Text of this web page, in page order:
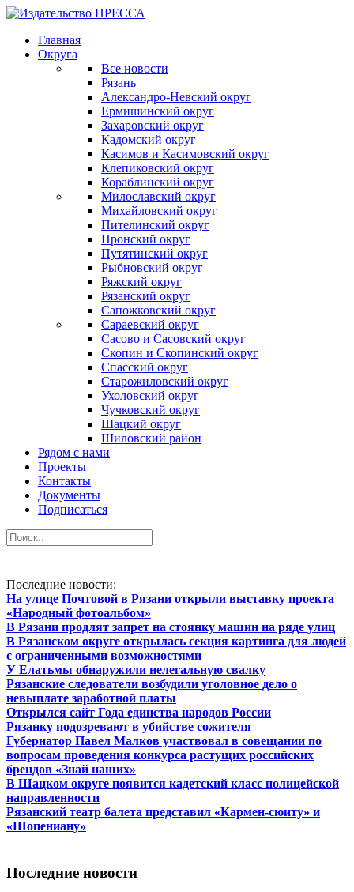
Главная
Округа
Все новости
Рязань
Александро-Невский округ
Ермишинский округ
Захаровский округ
Кадомский округ
Касимов и Касимовский округ
Клепиковский округ
Кораблинский округ
Милославский округ
Михайловский округ
Пителинский округ
Пронский округ
Путятинский округ
Рыбновский округ
Ряжский округ
Рязанский округ
Сапожковский округ
Сараевский округ
Сасово и Сасовский округ
Скопин и Скопинский округ
Спасский округ
Старожиловский округ
Ухоловский округ
Чучковский округ
Шацкий округ
Шиловский район
Рядом с нами
Проекты
Контакты
Документы
Подписаться
Последние новости:
На улице Почтовой в Рязани открыли выставку проекта
«Народный фотоальбом»
В Рязани продлят запрет на стоянку машин на ряде улиц
В Рязанском округе открылась секция картинга для людей
с ограниченными возможностями
У Елатьмы обнаружили нелегальную свалку
Рязанские следователи возбудили уголовное дело о
невыплате заработной платы
Открылся сайт Года единства народов России
Рязанку подозревают в убийстве сожителя
Губернатор Павел Малков участвовал в совещании по
вопросам проведения конкурса растущих российских
брендов «Знай наших»
В Шацком округе появится кадетский класс полицейской
направленности
Рязанский театр балета представил «Кармен-сюиту» и
«Шопениану»
Последние новости